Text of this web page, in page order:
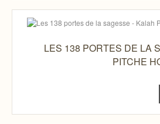
LES 138 PORTES DE LA
PITCHE